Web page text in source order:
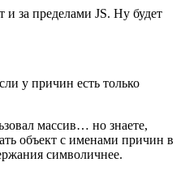
и за пределами JS. Ну будет
у причин есть только
массив… но знаете,
объект с именами причин в
символичнее.